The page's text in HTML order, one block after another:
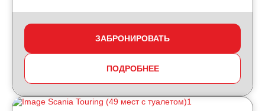
ЗАБРОНИРОВАТЬ
ПОДРОБНЕЕ